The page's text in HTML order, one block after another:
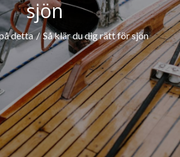
sjön
detta Så klär du dig rätt för sjön